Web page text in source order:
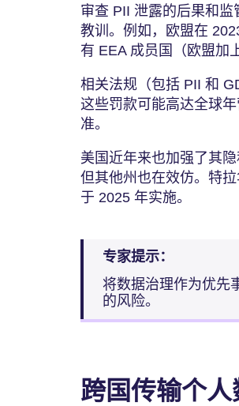
审查 PII 泄露的后果和
教训。例如，欧盟在
有 EEA 成员国（欧盟加
相关法规（包括 PII 和
这些罚款可能高达全球
准。
美国近年来也加强了其隐
但其他州也在效仿。特
于 2025 年实施。
专家提示：
将数据治理作为优先
的风险。
跨国传输个人